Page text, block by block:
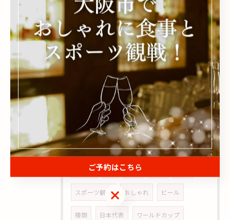
タグ Tags
日程 安い 阿波座 カクテル
順位 速報 サッカー 大阪
パブリックビューイング
おすすめ ディナー 飲み放題
二次会 選び方 貸切 団体 当日
ランチ bar 近く
スポーツ観戦 おしゃれ ビール
種類 日本代表 ワールドカップ
ご予約はこちら
ご予約はこちら